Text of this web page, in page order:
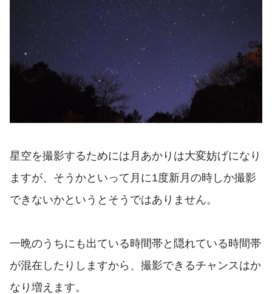
星空を撮影するためには月あかりは大変妨げになり
ますが、そうかといって月に1度新月の時しか撮影
できないかというとそうではありません。
一晩のうちにも出ている時間帯と隠れている時間帯
が混在したりしますから、撮影できるチャンスはか
なり増えます。